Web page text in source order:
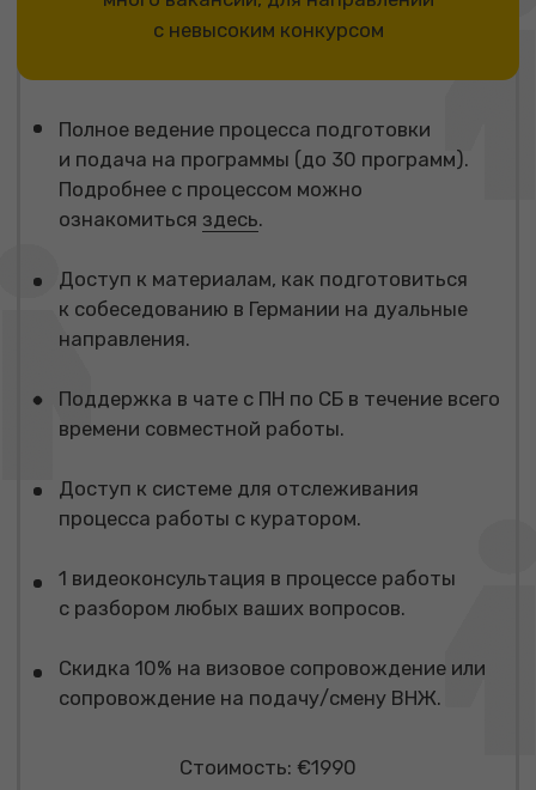
Заказать
*подойдет для тех, у кого большой конкурс
на направление или вы хотели бы повысить
Полное ведение процесса подготовки
и подача на программы (до 45 программ).
Подробнее с процессом можно
ознакомитьсяздесь .
Доступ к материалам, как подготовиться
направления.
Поддержка в чате с ПН по СБ в течение всего
времени совместной работы.
процесса работы с куратором.
3 видеоконсультации в процессе работы
Бонус: видеоконсультация со специалистом
агентства по поиску жилья в Германии +
письма для арендодателя.
Визовое сопровождение